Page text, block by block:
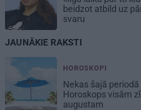
beidzot atbild uz
svaru
JAUNĀKIE RAKSTI
HOROSKOPI
Nekas šajā
Horoskops visām
augustam